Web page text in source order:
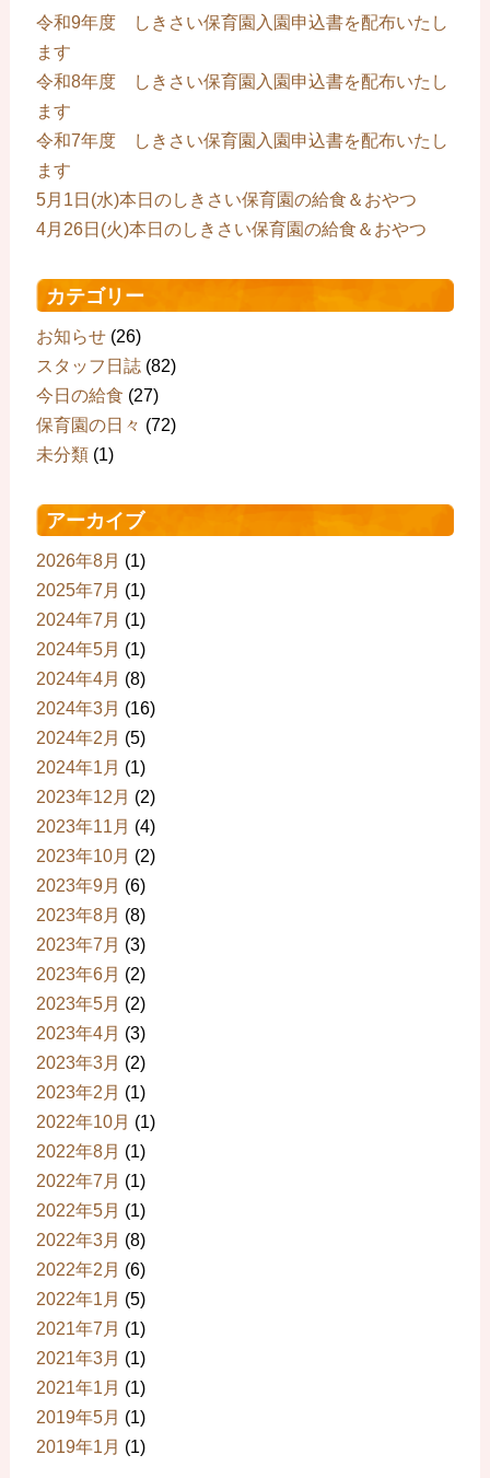
令和9年度 しきさい保育園入園申込書を配布いたし
ます
令和8年度 しきさい保育園入園申込書を配布いたし
ます
令和7年度 しきさい保育園入園申込書を配布いたし
ます
5月1日(水)本日のしきさい保育園の給食＆おやつ
4月26日(火)本日のしきさい保育園の給食＆おやつ
カテゴリー
お知らせ(26)
スタッフ日誌(82)
今日の給食 (27)
保育園の日々 (72)
未分類(1)
アーカイブ
2026年8月 (1)
2025年7月 (1)
2024年7月 (1)
2024年5月 (1)
2024年4月 (8)
2024年3月 (16)
2024年2月 (5)
2024年1月 (1)
2023年12月 (2)
2023年11月 (4)
2023年10月 (2)
2023年9月 (6)
2023年8月 (8)
2023年7月 (3)
2023年6月 (2)
2023年5月 (2)
2023年4月 (3)
2023年3月 (2)
2023年2月 (1)
2022年10月 (1)
2022年8月 (1)
2022年7月 (1)
2022年5月 (1)
2022年3月 (8)
2022年2月 (6)
2022年1月 (5)
2021年7月 (1)
2021年3月 (1)
2021年1月 (1)
2019年5月 (1)
2019年1月 (1)